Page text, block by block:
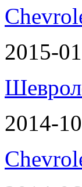
2015-
2014-